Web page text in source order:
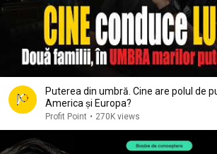
Puterea din umbră. Cine are polul de
America și Europa?
Profit Point • 270K views